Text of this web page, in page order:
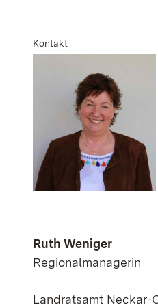
Kontakt
Ruth Weniger
Regionalmanagerin
Landratsamt Neckar-